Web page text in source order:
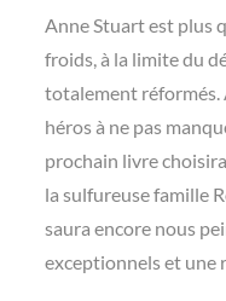
Anne Stuart est plus
froids, à la limite du
totalement réformés.
héros à ne pas
prochain livre
la sulfureuse famille
saura encore nous
exceptionnels et une